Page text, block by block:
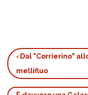
Link
di
‹ Dal "Corrierino"
mellifluo